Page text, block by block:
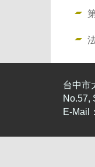
台中市
No.57,
E-Mail：